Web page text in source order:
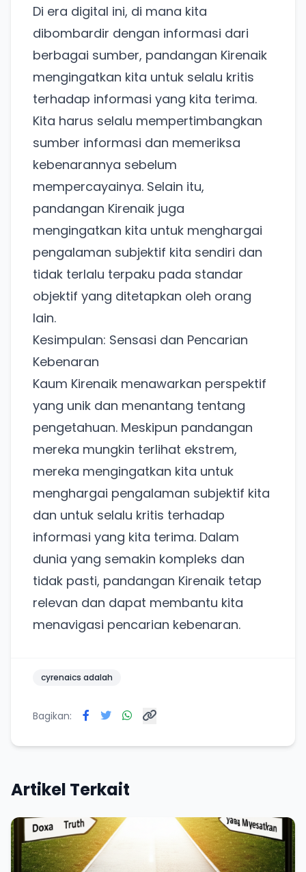
Di era digital ini, di mana kita
dibombardir dengan informasi dari
berbagai sumber, pandangan Kirenaik
mengingatkan kita untuk selalu kritis
terhadap informasi yang kita terima.
Kita harus selalu mempertimbangkan
sumber informasi dan memeriksa
kebenarannya sebelum
mempercayainya. Selain itu,
pandangan Kirenaik juga
mengingatkan kita untuk menghargai
pengalaman subjektif kita sendiri dan
tidak terlalu terpaku pada standar
objektif yang ditetapkan oleh orang
lain.
Kesimpulan: Sensasi dan Pencarian
Kebenaran
Kaum Kirenaik menawarkan perspektif
yang unik dan menantang tentang
pengetahuan. Meskipun pandangan
mereka mungkin terlihat ekstrem,
mereka mengingatkan kita untuk
menghargai pengalaman subjektif kita
dan untuk selalu kritis terhadap
informasi yang kita terima. Dalam
dunia yang semakin kompleks dan
tidak pasti, pandangan Kirenaik tetap
relevan dan dapat membantu kita
menavigasi pencarian kebenaran.
cyrenaics adalah
Bagikan:
Artikel Terkait
Ada Website Baru!
Khusus untuk kamu yang mau coba
Punya website SMM baru nih! Coba BulkFame
untuk pengalaman lebih baik.
pakai Zona Sosmed kapan saja.
Coba BulkFame
Lain kali saja